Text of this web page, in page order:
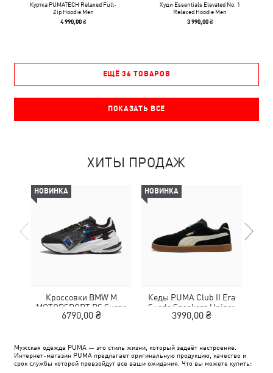
Куртка PUMATECH Relaxed Full-
Zip Hoodie Men
4 990,00 ₴
Худи Essentials Elevated No. 1
Relaxed Hoodie Men
3 990,00 ₴
ЕЩЁ 36 ТОВАРОВ
ПОКАЗАТЬ ВСЕ
ХИТЫ ПРОДАЖ
НОВИНКА
Кроссовки BMW M
MOTORSPORT RS Surge
Sneakers Unisex
6790,00 ₴
НОВИНКА
Кеды PUMA Club II Era
Suede Sneakers Unisex
3990,00 ₴
Мужская одежда PUMA — это стиль жизни, который задаёт настроение.
Интернет-магазин PUMA предлагает оригинальную продукцию, качество и
срок службы которой превзойдут все ваши ожидания. Что вы можете купить: